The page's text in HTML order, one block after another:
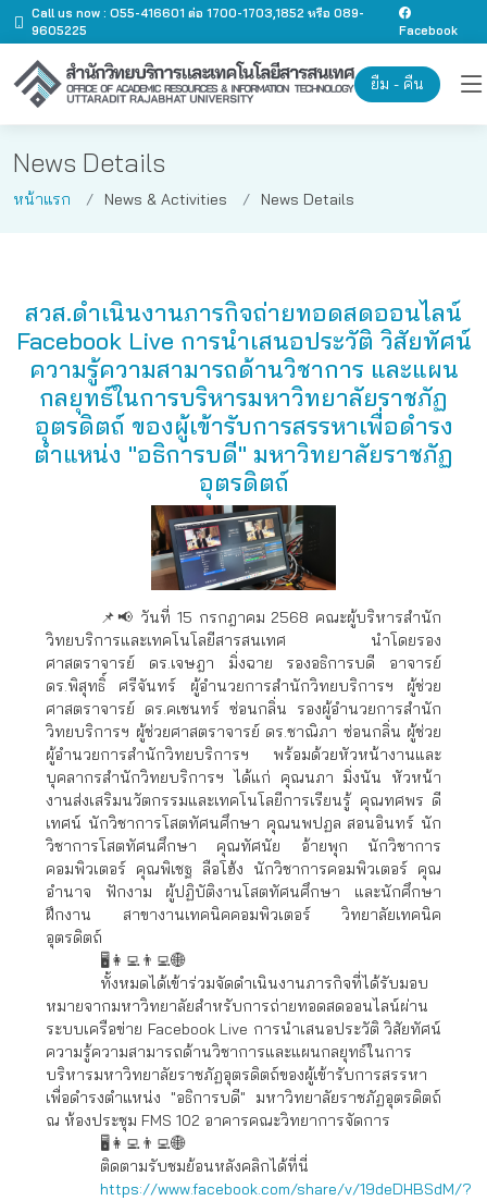
Call us now : O55-416601 ต่อ 1700-1703,1852 หรือ 089-
9605225
Facebook
ยืม - คืน
News Details
หน้าแรก News & Activities News Details
สวส.ดำเนินงานภารกิจถ่ายทอดสดออนไลน์
Facebook Live การนำเสนอประวัติ วิสัยทัศน์
ความรู้ความสามารถด้านวิชาการ และแผน
กลยุทธ์ในการบริหารมหาวิทยาลัยราชภัฏ
อุตรดิตถ์ ของผู้เข้ารับการสรรหาเพื่อดำรง
ตำแหน่ง "อธิการบดี" มหาวิทยาลัยราชภัฏ
อุตรดิตถ์
📌📢 วันที่ 15 กรกฎาคม 2568 คณะผู้บริหารสำนัก
วิทยบริการและเทคโนโลยีสารสนเทศ นำโดยรอง
ศาสตราจารย์ ดร.เจษฎา มิ่งฉาย รองอธิการบดี อาจารย์
ดร.พิสุทธิ์ ศรีจันทร์ ผู้อำนวยการสำนักวิทยบริการฯ ผู้ช่วย
ศาสตราจารย์ ดร.คเชนทร์ ซ่อนกลิ่น รองผู้อำนวยการสำนัก
วิทยบริการฯ ผู้ช่วยศาสตราจารย์ ดร.ชาณิภา ซ่อนกลิ่น ผู้ช่วย
ผู้อำนวยการสำนักวิทยบริการฯ พร้อมด้วยหัวหน้างานและ
บุคลากรสำนักวิทยบริการฯ ได้แก่ คุณนภา มิ่งนัน หัวหน้า
งานส่งเสริมนวัตกรรมและเทคโนโลยีการเรียนรู้ คุณทศพร ดี
เทศน์ นักวิชาการโสตทัศนศึกษา คุณนพปฏล สอนอินทร์ นัก
วิชาการโสตทัศนศึกษา คุณทัศนัย อ้ายพุก นักวิชาการ
คอมพิวเตอร์ คุณพิเชฐ ลือโฮ้ง นักวิชาการคอมพิวเตอร์ คุณ
อำนาจ ฟักงาม ผู้ปฏิบัติงานโสตทัศนศึกษา และนักศึกษา
ฝึกงาน สาขางานเทคนิคคอมพิวเตอร์ วิทยาลัยเทคนิค
อุตรดิตถ์
🖥👩‍💻👨‍💻🌐
ทั้งหมดได้เข้าร่วมจัดดำเนินงานภารกิจที่ได้รับมอบ
หมายจากมหาวิทยาลัยสำหรับการถ่ายทอดสดออนไลน์ผ่าน
ระบบเครือข่าย Facebook Live การนำเสนอประวัติ วิสัยทัศน์
ความรู้ความสามารถด้านวิชาการและแผนกลยุทธ์ในการ
บริหารมหาวิทยาลัยราชภัฏอุตรดิตถ์ของผู้เข้ารับการสรรหา
เพื่อดำรงตำแหน่ง "อธิการบดี" มหาวิทยาลัยราชภัฏอุตรดิตถ์
ณ ห้องประชุม FMS 102 อาคารคณะวิทยาการจัดการ
🖥👩‍💻👨‍💻🌐
ติดตามรับชมย้อนหลังคลิกได้ที่นี่
https://www.facebook.com/share/v/19deDHBSdM/?